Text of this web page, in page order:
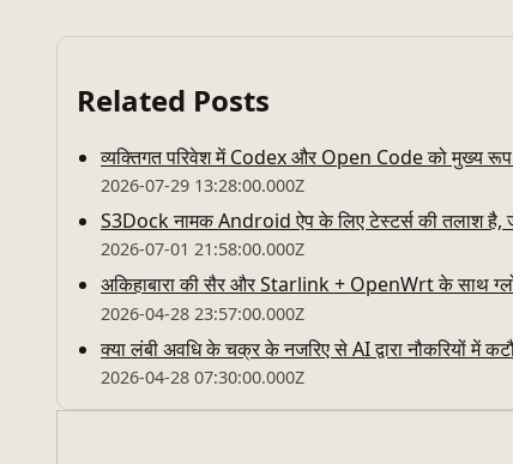
Related Posts
व्यक्तिगत परिवेश में Codex और Open Code को मुख्य
2026-07-29 13:28:00.000Z
S3Dock नामक Android ऐप के लिए टेस्टर्स की तलाश है,
2026-07-01 21:58:00.000Z
अकिहाबारा की सैर और Starlink + OpenWrt के साथ
2026-04-28 23:57:00.000Z
क्या लंबी अवधि के चक्र के नजरिए से AI द्वारा नौकरियों में
2026-04-28 07:30:00.000Z